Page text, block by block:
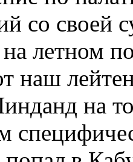
со своей
летном
наш
на